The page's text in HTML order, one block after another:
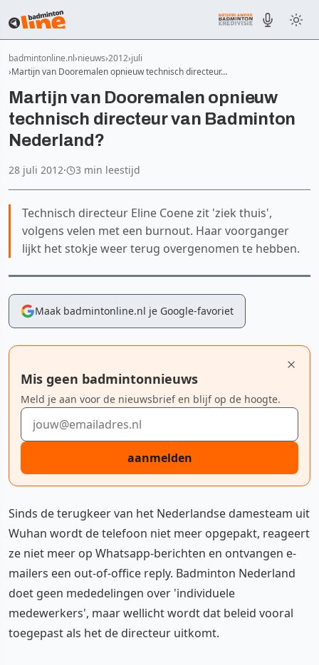
badmintonline.nl nieuws 2012 juli
Martijn van Dooremalen opnieuw technisch directeur…
Martijn van Dooremalen opnieuw
technisch directeur van Badminton
Nederland?
28 juli 2012· 3 min leestijd
Technisch directeur Eline Coene zit 'ziek thuis',
volgens velen met een burnout. Haar voorganger
lijkt het stokje weer terug overgenomen te hebben.
Maak badmintonline.nl je Google-favoriet
Mis geen badmintonnieuws
Meld je aan voor de nieuwsbrief en blijf op de hoogte.
E-mailadres
aanmelden
Sinds de terugkeer van het Nederlandse damesteam uit
Wuhan wordt de telefoon niet meer opgepakt, reageert
ze niet meer op Whatsapp-berichten en ontvangen e-
mailers een out-of-office reply. Badminton Nederland
doet geen mededelingen over 'individuele
medewerkers', maar wellicht wordt dat beleid vooral
toegepast als het de directeur uitkomt.